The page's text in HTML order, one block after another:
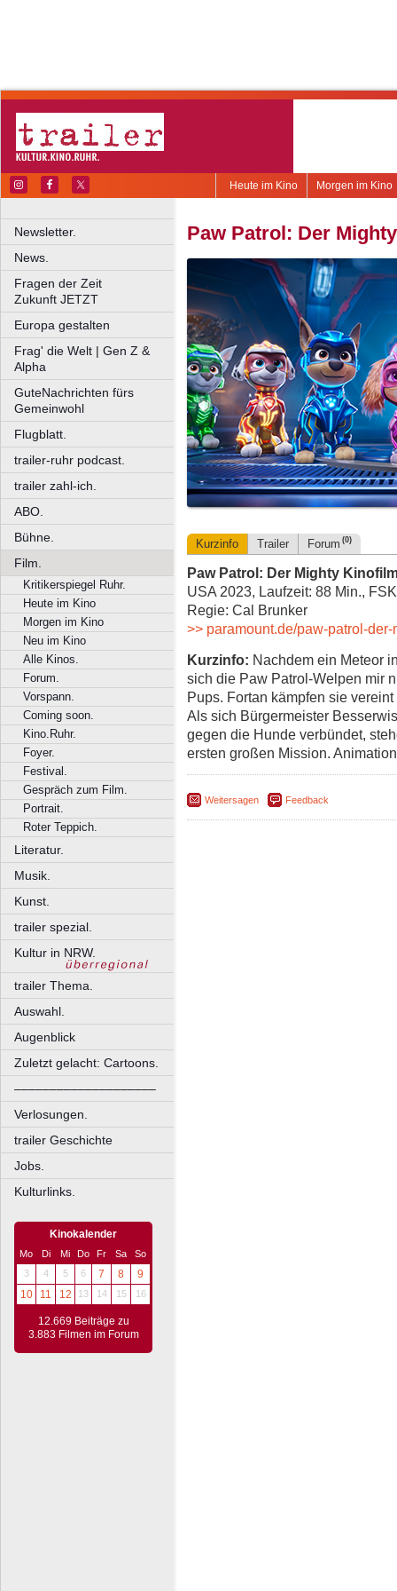
Morgen im Kino
Heute im Kino
Newsletter.
News.
Fragen der Zeit
Zukunft JETZT
Europa gestalten
Frag' die Welt | Gen Z &
Alpha
GuteNachrichten fürs
Gemeinwohl
Flugblatt.
trailer-ruhr podcast.
trailer zahl-ich.
ABO.
Bühne.
Film.
Kritikerspiegel Ruhr.
Heute im Kino
Morgen im Kino
Neu im Kino
Alle Kinos.
Forum.
Vorspann.
Coming soon.
Kino.Ruhr.
Foyer.
Festival.
Gespräch zum Film.
Portrait.
Roter Teppich.
Literatur.
Musik.
Kunst.
trailer spezial.
Kultur in NRW.
trailer Thema.
Auswahl.
Augenblick
Zuletzt gelacht: Cartoons.
––––––––––––––––––––
Verlosungen.
trailer Geschichte
Jobs.
Kulturlinks.
Kinokalender
Mo Di Mi Do Fr Sa
So
3
4 5 6 7 8
9
10
11 12 13 14 15 16
12.669 Beiträge zu
3.883 Filmen im Forum
Paw Patrol: Der
Kurzinfo Trailer Forum (0)
Paw Patrol: Der Mighty
USA 2023, Laufzeit: 88 Min.,
Regie: Cal Brunker
>> paramount.de/paw-patrol-
Kurzinfo: Nachdem ein Meteor
sich die Paw Patrol-Welpen mir
Pups. Fortan kämpfen sie
Als sich Bürgermeister
gegen die Hunde verbündet,
ersten großen Mission.
Weitersagen Feedback